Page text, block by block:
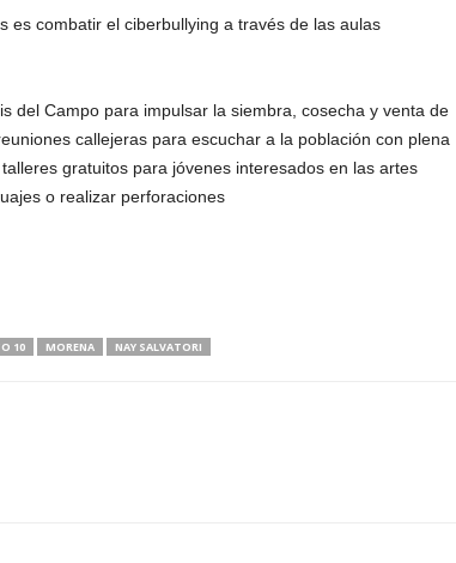
es combatir el ciberbullying a través de las aulas
del Campo para impulsar la siembra, cosecha y venta de
callejeras para escuchar a la población con plena
gratuitos para jóvenes interesados en las artes
o realizar perforaciones
10 MORENA NAY SALVATORI